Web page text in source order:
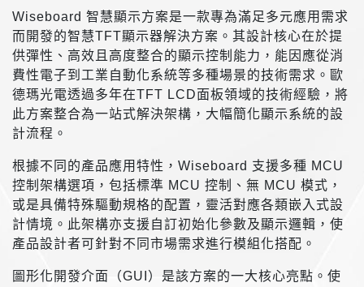
Wiseboard 智慧顯示方案是一款專為滿足多元應用需求
而開發的智慧TFT顯示器解決方案。其設計核心在於提
供彈性、高效且高度整合的顯示控制能力，能因應從消
費性電子到工業自動化系統等多種場景的技術需求。歐
德瑪光電透過多年在TFT LCD面板領域的技術經驗，將
此方案整合為一站式解決架構，大幅簡化顯示系統的設
計流程。
根據不同的產品應用特性，Wiseboard 支援多種 MCU
控制架構選項，包括標準 MCU 控制、無 MCU 模式，
或是具備特殊驅動規格的配置，靈活對應各類嵌入式設
計情境。此架構亦支援自訂初始化參數及顯示邏輯，使
產品設計者可針對不同市場需求進行模組化搭配。
圖形化開發介面（GUI）是該方案的一大核心亮點。使